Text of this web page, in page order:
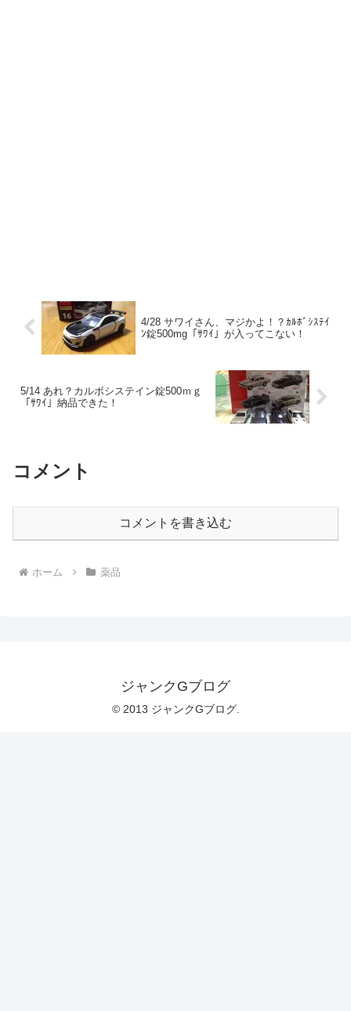
4/28 サワイさん、マジかよ！？ｶﾙﾎﾞｼｽﾃｲ
ﾝ錠500mg「ｻﾜｲ」が入ってこない！
5/14 あれ？カルボシステイン錠500ｍｇ
「ｻﾜｲ」納品できた！
コメント
コメントを書き込む
ホーム 薬品
ジャンクGブログ
© 2013 ジャンクGブログ.